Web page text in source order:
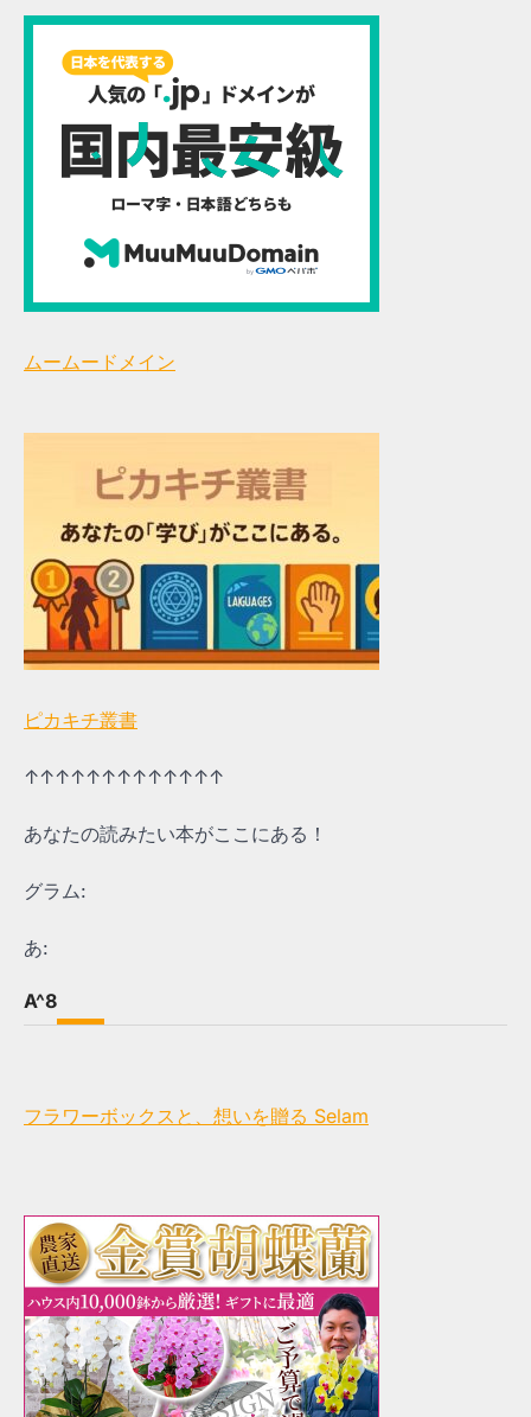
ムームードメイン
ピカキチ叢書
↑↑↑↑↑↑↑↑↑↑↑↑↑
あなたの読みたい本がここにある！
グラム:
あ:
A^8
フラワーボックスと、想いを贈る Selam